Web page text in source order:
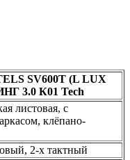
SV600T (L LUX
3.0 К01 Tech
листовая, с
клёпано-
2-х тактный